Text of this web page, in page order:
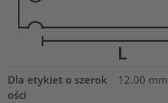
Dla etykiet o szerok
ości
12.00 mm